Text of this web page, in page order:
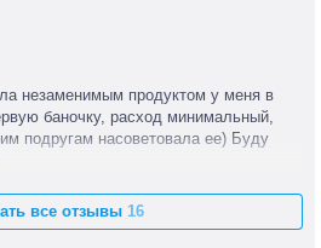
незаменимым продуктом у меня в
баночку, расход минимальный,
подругам насоветовала ее) Буду
все отзывы 16